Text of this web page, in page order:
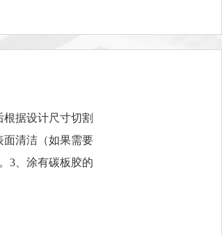
据设计尺寸切割
面清洁（如果需要
3、涂有碳板胶的